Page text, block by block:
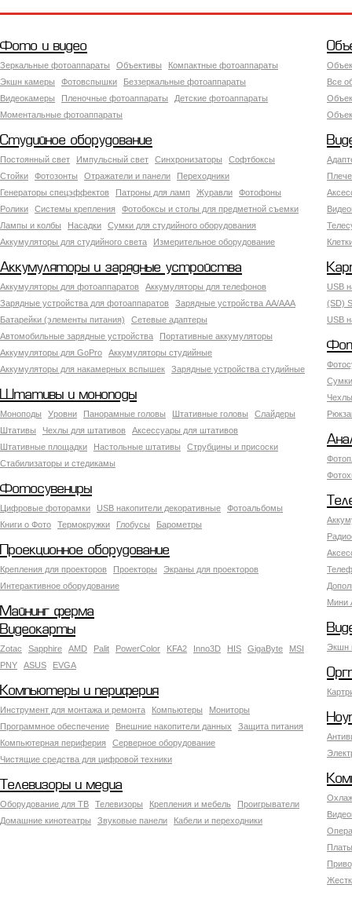
Фото и видео
Зеркальные фотоаппараты Объективы
Компактные фотоаппараты
Экшн камеры
Фотовспышки
Беззеркальные фотоаппараты
Видеокамеры
Пленочные фотоаппараты
Детские фотоаппараты
Моментальные фотоаппараты
Все
Студийное оборудование
Постоянный свет Импульсный свет Синхронизаторы
Софтбоксы
Стойки
Фотозонты Отражатели и панели
Переходники
Генераторы спецэффектов
Патроны для ламп Журавли
Фотофоны
Ролики
Системы крепления
Фотобоксы и столы для предметной съемки
Лампы и колбы
Насадки
Сумки для студийного оборудования
Аккумуляторы для студийного света
Измерительное оборудование
Аккумуляторы и зарядные устройства
Аккумуляторы для фотоаппаратов
Аккумуляторы для телефонов
Зарядные устройства для фотоаппаратов
Зарядные устройства AA/AAA
Батарейки (элементы питания)
Сетевые адаптеры
Автомобильные зарядные устройства
Портативные аккумуляторы
Аккумуляторы для GoPro
Аккумуляторы студийные
Аккумуляторы для накамерных вспышек
Зарядные устройства студийные
USB
(SD)
USB
Штативы и моноподы
Моноподы Уровни Панорамные головы Штативные головы
Слайдеры
Штативы
Чехлы для штативов
Аксессуары для штативов
Штативные площадки
Настольные штативы
Струбцины и присоски
Стабилизаторы и стедикамы
Фотосувениры
Цифровые фоторамки USB накопители декоративные
Фотоальбомы
Книги о Фото
Термокружки Глобусы Барометры
Мини
Проекционное оборудование
Крепления для проекторов Проекторы
Экраны для проекторов
Интерактивное оборудование
Майнинг ферма
Экшн
Видеокарты
Zotac Sapphire AMD Palit PowerColor KFA2 Inno3D HIS GigaByte
MSI
PNY
ASUS EVGA
Компьютеры и периферия
Инструмент для монтажа и ремонта Компьютеры
Мониторы
Программное обеспечение
Внешние накопители данных
Защита питания
Компьютерная периферия
Серверное оборудование
Чистящие средства для цифровой техники
Телевизоры и медиа
Оборудование для ТВ Телевизоры Крепления и мебель
Проигрыватели
Домашние кинотеатры
Звуковые панели Кабели и переходники